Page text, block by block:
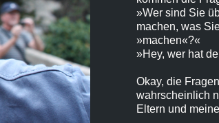
»Wer sind Sie
machen, was
»machen«?«
»Hey, wer hat
Okay, die
wahrscheinlich
Eltern und